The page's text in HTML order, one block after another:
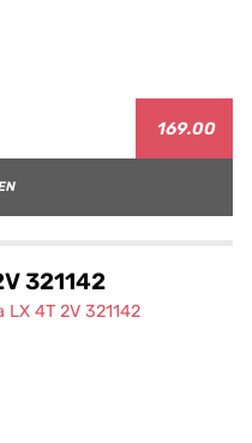
169.00
321142